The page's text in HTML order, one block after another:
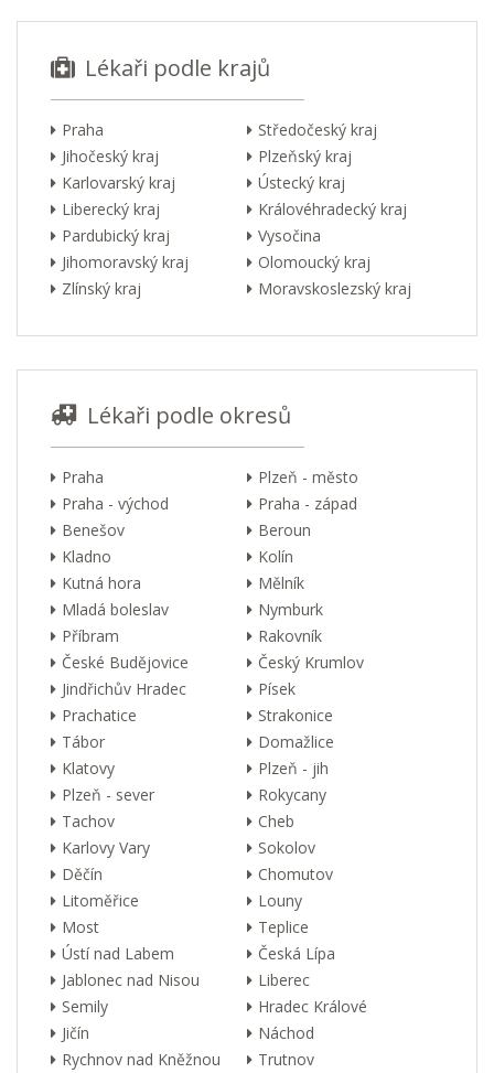
Lékaři podle krajů
Praha
Středočeský kraj
Jihočeský kraj
Plzeňský kraj
Karlovarský kraj
Ústecký kraj
Liberecký kraj
Královéhradecký kraj
Pardubický kraj
Vysočina
Jihomoravský kraj
Olomoucký kraj
Zlínský kraj
Moravskoslezský kraj
Lékaři podle okresů
Praha
Plzeň - město
Praha - východ
Praha - západ
Benešov
Beroun
Kladno
Kolín
Kutná hora
Mělník
Mladá boleslav
Nymburk
Příbram
Rakovník
České Budějovice
Český Krumlov
Jindřichův Hradec
Písek
Prachatice
Strakonice
Tábor
Domažlice
Klatovy
Plzeň - jih
Plzeň - sever
Rokycany
Tachov
Cheb
Karlovy Vary
Sokolov
Děčín
Chomutov
Litoměřice
Louny
Most
Teplice
Ústí nad Labem
Česká Lípa
Jablonec nad Nisou
Liberec
Semily
Hradec Králové
Jičín
Náchod
Rychnov nad Kněžnou
Trutnov